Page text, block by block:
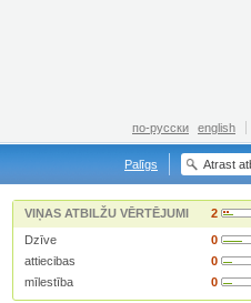
по-русски english
Palīgs
VIŅAS ATBILŽU VĒRTĒJUMI 2
Dzīve 0
attiecibas 0
mīlestība 0